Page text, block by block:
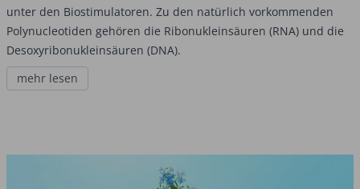
unter den Biostimulatoren. Zu den natürlich vorkommenden
Polynucleotiden gehören die Ribonukleinsäuren (RNA) und die
Desoxyribonukleinsäuren (DNA).
mehr lesen